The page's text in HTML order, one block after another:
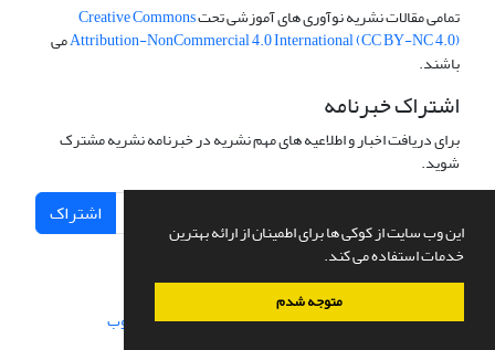
این وب سایت از کوکی ها برای اطمینان از ارائه بهترین
خدمات استفاده می کند.
متوجه شدم
تمامی مقالات نشریه نوآوری های آموزشی تحتCreative Commons
Attribution-NonCommercial 4.0 International (CC BY-NC 4.0)می
باشند.
اشتراک خبرنامه
برای دریافت اخبار و اطلاعیه های مهم نشریه در خبرنامه نشریه مشترک
شوید.
اشتراک
سامانه مدیریت نشریات علمی.طراحی و پیاده سازی از سیناوب